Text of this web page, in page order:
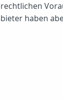
haben